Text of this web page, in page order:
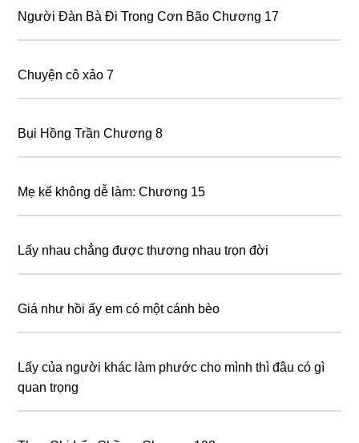
Người Đàn Bà Đi Trong Cơn Bão Chương 17
Chuyện cô xảo 7
Bụi Hồng Trần Chương 8
Mẹ kế không dễ làm: Chương 15
Lấy nhau chẳng được thương nhau tɾọn đời
Giá như hồi ấy em có một cánh bèo
Lấy của người khác làm phước cho mình thì đâu có gì
quan trọng